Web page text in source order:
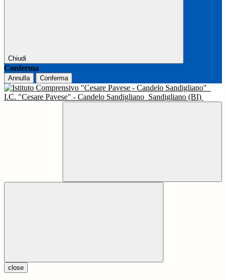
Chiudi
Conferma
Annulla Conferma
I.C. "Cesare Pavese" - Candelo Sandigliano Sandigliano (BI)
close